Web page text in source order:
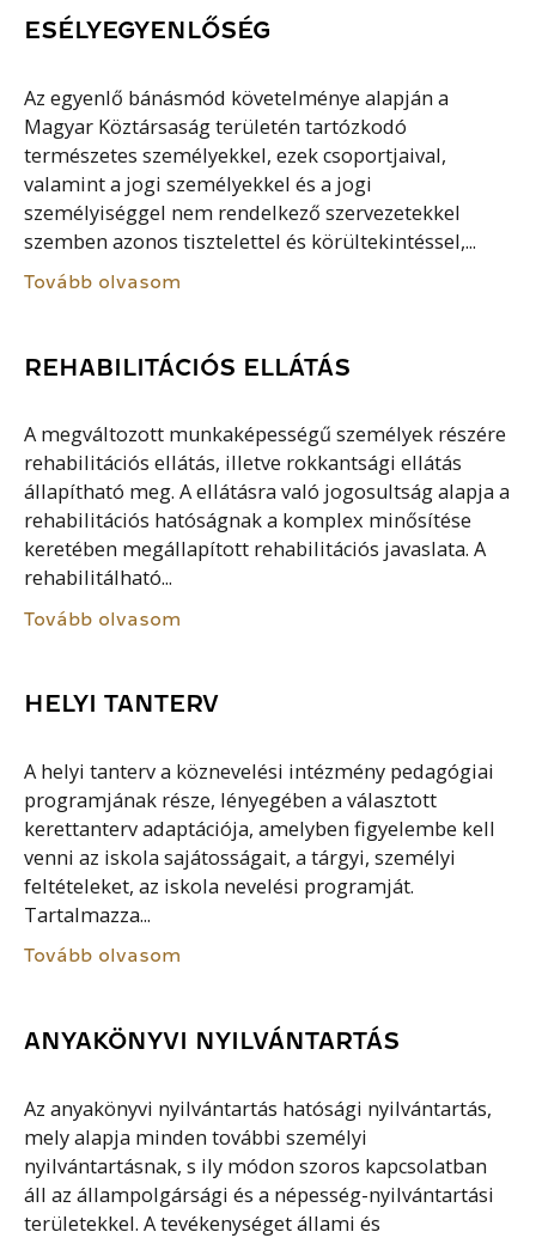
ESÉLYEGYENLŐSÉG
Az egyenlő bánásmód követelménye alapján a
Magyar Köztársaság területén tartózkodó
természetes személyekkel, ezek csoportjaival,
valamint a jogi személyekkel és a jogi
személyiséggel nem rendelkező szervezetekkel
szemben azonos tisztelettel és körültekintéssel,...
Tovább olvasom
REHABILITÁCIÓS ELLÁTÁS
A megváltozott munkaképességű személyek részére
rehabilitációs ellátás, illetve rokkantsági ellátás
állapítható meg. A ellátásra való jogosultság alapja a
rehabilitációs hatóságnak a komplex minősítése
keretében megállapított rehabilitációs javaslata. A
rehabilitálható...
Tovább olvasom
HELYI TANTERV
A helyi tanterv a köznevelési intézmény pedagógiai
programjának része, lényegében a választott
kerettanterv adaptációja, amelyben figyelembe kell
venni az iskola sajátosságait, a tárgyi, személyi
feltételeket, az iskola nevelési programját.
Tartalmazza...
Tovább olvasom
ANYAKÖNYVI NYILVÁNTARTÁS
Az anyakönyvi nyilvántartás hatósági nyilvántartás,
mely alapja minden további személyi
nyilvántartásnak, s ily módon szoros kapcsolatban
áll az állampolgársági és a népesség-nyilvántartási
területekkel. A tevékenységet állami és